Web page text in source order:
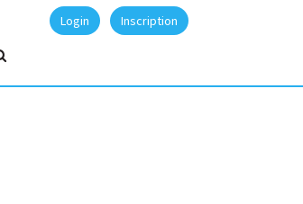
Login Inscription